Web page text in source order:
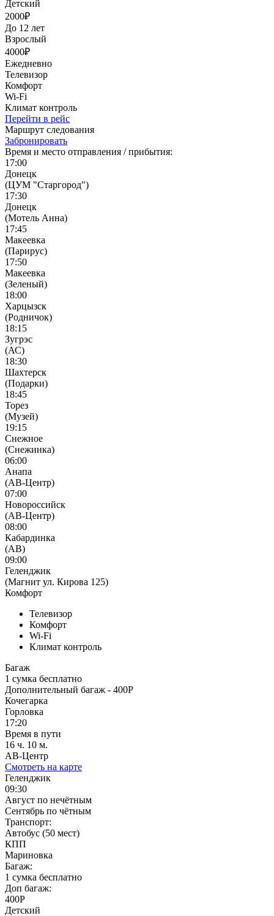
Детский
2000₽
До 12 лет
Взрослый
4000₽
Ежедневно
Телевизор
Комфорт
Wi-Fi
Климат контроль
Перейти в рейс
Маршрут следования
Забронировать
Время и место отправления / прибытия:
17:00
Донецк
(ЦУМ "Старгород")
17:30
Донецк
(Мотель Анна)
17:45
Макеевка
(Парирус)
17:50
Макеевка
(Зеленый)
18:00
Харцызск
(Родничок)
18:15
Зугрэс
(АС)
18:30
Шахтерск
(Подарки)
18:45
Торез
(Музей)
19:15
Снежное
(Снежинка)
06:00
Анапа
(АВ-Центр)
07:00
Новороссийск
(АВ-Центр)
08:00
Кабардинка
(АВ)
09:00
Геленджик
(Магнит ул. Кирова 125)
Комфорт
Телевизор
Комфорт
Wi-Fi
Климат контроль
Багаж
1 сумка бесплатно
Дополнительный багаж - 400Р
Кочегарка
Горловка
17:20
Время в пути
16 ч. 10 м.
АВ-Центр
Смотреть на карте
Геленджик
09:30
Август по нечётным
Сентябрь по чётным
Транспорт:
Автобус (50 мест)
КПП
Мариновка
Багаж:
1 сумка бесплатно
Доп багаж:
400Р
Детский